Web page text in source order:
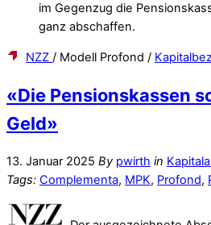
im Gegenzug die
ganz abschaffen.
NZZ / Modell Profond /
«Die Pensionskassen
Geld»
13. Januar 2025 By pwirth in
Tags: Complementa, MPK, Profond,